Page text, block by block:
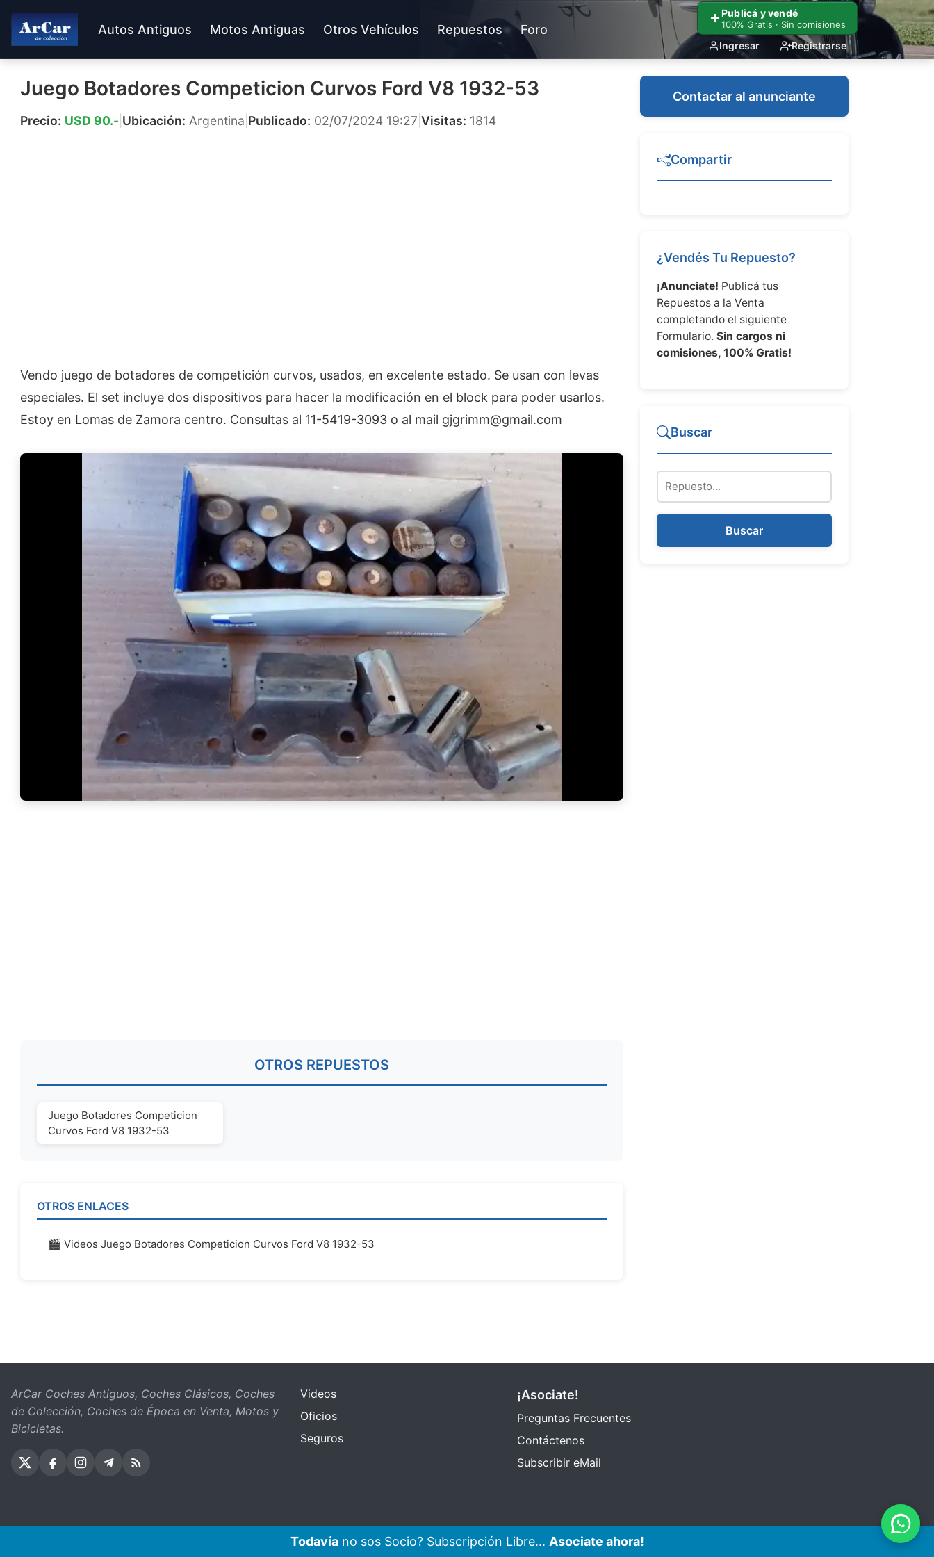
Publicá y vendé
100% Gratis · Sin comisiones
Ingresar Registrarse
Autos Antiguos Motos Antiguas Otros Vehículos Repuestos Foro
Juego Botadores Competicion Curvos Ford V8 1932-53
Precio: USD 90.- Ubicación: Argentina Publicado: 02/07/2024 19:27 Visitas: 1814
Vendo juego de botadores de competición curvos, usados, en excelente estado. Se usan con levas
especiales. El set incluye dos dispositivos para hacer la modificación en el block para poder usarlos.
Estoy en Lomas de Zamora centro. Consultas al 11-5419-3093 o al mail gjgrimm@gmail.com
OTROS REPUESTOS
Juego Botadores Competicion
Curvos Ford V8 1932-53
OTROS ENLACES
🎬 Videos Juego Botadores Competicion Curvos Ford V8 1932-53
Contactar al anunciante
Compartir
¿Vendés Tu Repuesto?
¡Anunciate! Publicá tus
Repuestos a la Venta
completando el siguiente
Formulario. Sin cargos ni
comisiones, 100% Gratis!
Buscar
Buscar
ArCar Coches Antiguos, Coches Clásicos, Coches
de Colección, Coches de Época en Venta, Motos y
Bicicletas.
Videos
Oficios
Seguros
¡Asociate!
Preguntas Frecuentes
Contáctenos
Subscribir eMail
Todavíano sos Socio? Subscripción Libre... Asociate ahora!